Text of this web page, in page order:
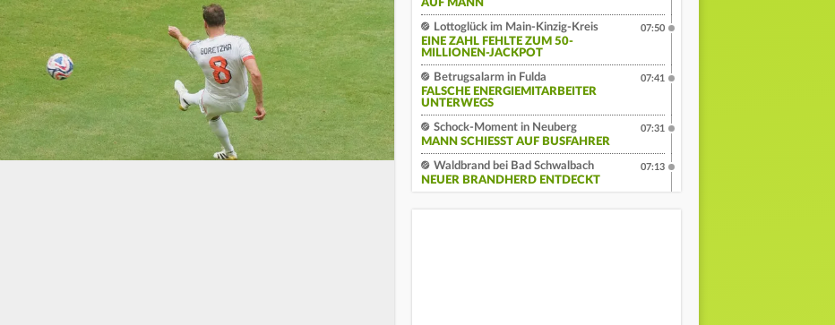
UF MANN
Lottoglück im Main-Kinzig-Kreis
EINE ZAHL FEHLTE ZUM 50-
MILLIONEN-JACKPOT
07:50
Betrugsalarm in Fulda
FALSCHE ENERGIEMITARBEITER
UNTERWEGS
07:41
Schock-Moment in Neuberg
MANN SCHIESST AUF BUSFAHRER
07:31
Waldbrand bei Bad Schwalbach
NEUER BRANDHERD ENTDECKT
07:13